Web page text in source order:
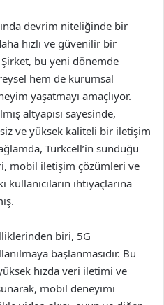
devrim niteliğinde bir
hızlı ve güvenilir bir
bu yeni dönemde
hem de kurumsal
yaşatmayı amaçlıyor.
altyapısı sayesinde,
ve yüksek kaliteli bir iletişim
Turkcell’in sunduğu
mobil iletişim çözümleri ve
ihtiyaçlarına
biri, 5G
başlanmasıdır. Bu
hızda veri iletimi ve
mobil deneyimi